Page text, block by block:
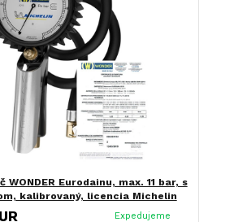
WONDER Eurodainu, max. 11 bar, s
kalibrovaný, licencia Michelin
Expedujeme